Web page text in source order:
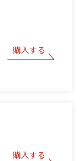
購入する
購入する